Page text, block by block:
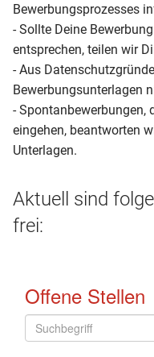
Bewerbungsprozesses
- Sollte Deine
entsprechen, teilen wir
- Aus
Bewerbungsunterlagen
- Spontanbewerbungen,
eingehen, beantworten
Unterlagen.
Aktuell sind
frei: